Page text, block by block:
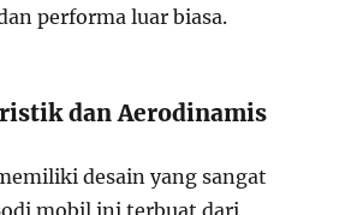
performa luar biasa.
dan Aerodinamis
desain yang sangat
mobil ini terbuat dari